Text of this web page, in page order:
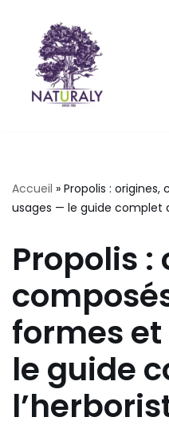
contenu
Accueil » Propolis :
usages — le guide complet
Propolis :
formes
le guide